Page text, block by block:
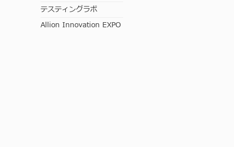
テスティングラボ
Allion Innovation EXPO